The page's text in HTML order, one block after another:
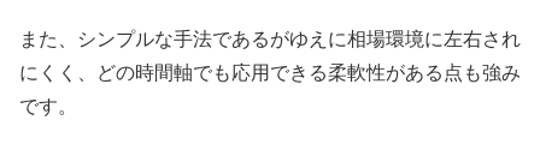
また、シンプルな手法であるがゆえに相場環境に左右され
にくく、どの時間軸でも応用できる柔軟性がある点も強み
です。